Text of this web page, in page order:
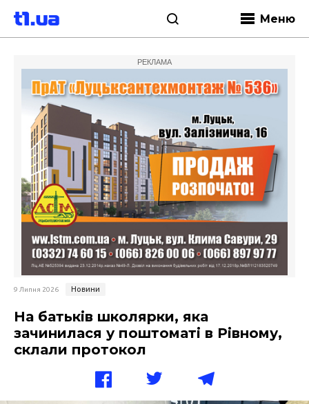
Меню
РЕКЛАМА
9 Липня 2026 Новини
На батьків школярки, яка
зачинилася у поштоматі в Рівному,
склали протокол